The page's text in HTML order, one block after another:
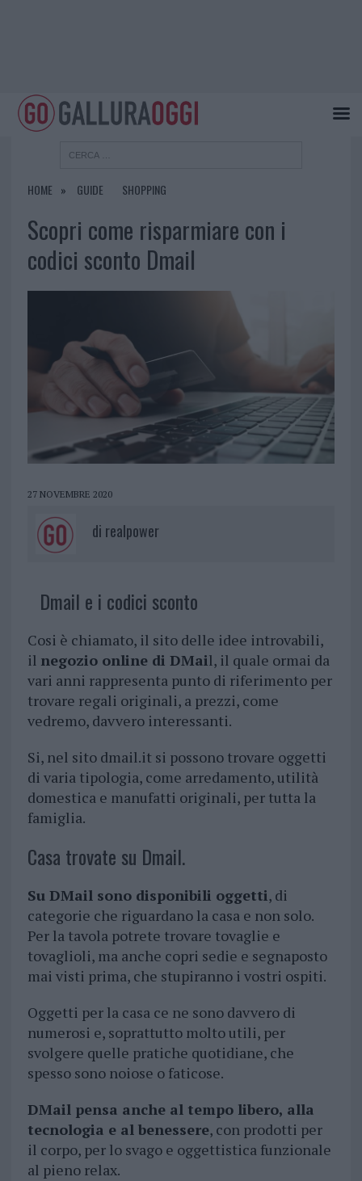
HOME GUIDE SHOPPING
Scopri come risparmiare con i
codici sconto Dmail
27 NOVEMBRE 2020
di realpower
Dmail e i codici sconto
Cosi è chiamato, il sito delle idee introvabili,
il negozio online di DMail, il quale ormai da
vari anni rappresenta punto di riferimento per
trovare regali originali, a prezzi, come
vedremo, davvero interessanti.
Si, nel sito dmail.it si possono trovare oggetti
di varia tipologia, come arredamento, utilità
domestica e manufatti originali, per tutta la
famiglia.
Casa trovate su Dmail.
Su DMail sono disponibili oggetti, di
categorie che riguardano la casa e non solo.
Per la tavola potrete trovare tovaglie e
tovaglioli, ma anche copri sedie e segnaposto
mai visti prima, che stupiranno i vostri ospiti.
Oggetti per la casa ce ne sono davvero di
numerosi e, soprattutto molto utili, per
svolgere quelle pratiche quotidiane, che
spesso sono noiose o faticose.
DMail pensa anche al tempo libero, alla
tecnologia e al benessere, con prodotti per
il corpo, per lo svago e oggettistica funzionale
al pieno relax.